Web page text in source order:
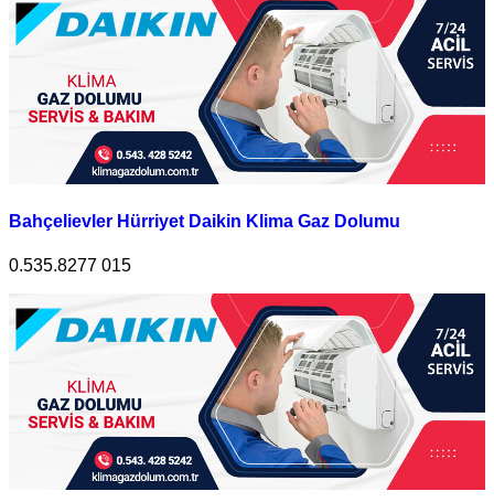
Bahçelievler Hürriyet Daikin Klima Gaz Dolumu
0.535.8277 015